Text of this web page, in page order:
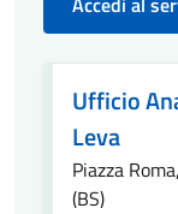
Ufficio
Leva
Piazza
(BS)